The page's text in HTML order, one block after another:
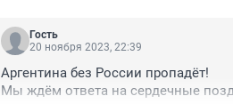
Гость
20 ноября 2023, 22:39
Аргентина без России пропадёт!
Мы ждём ответа на сердечные